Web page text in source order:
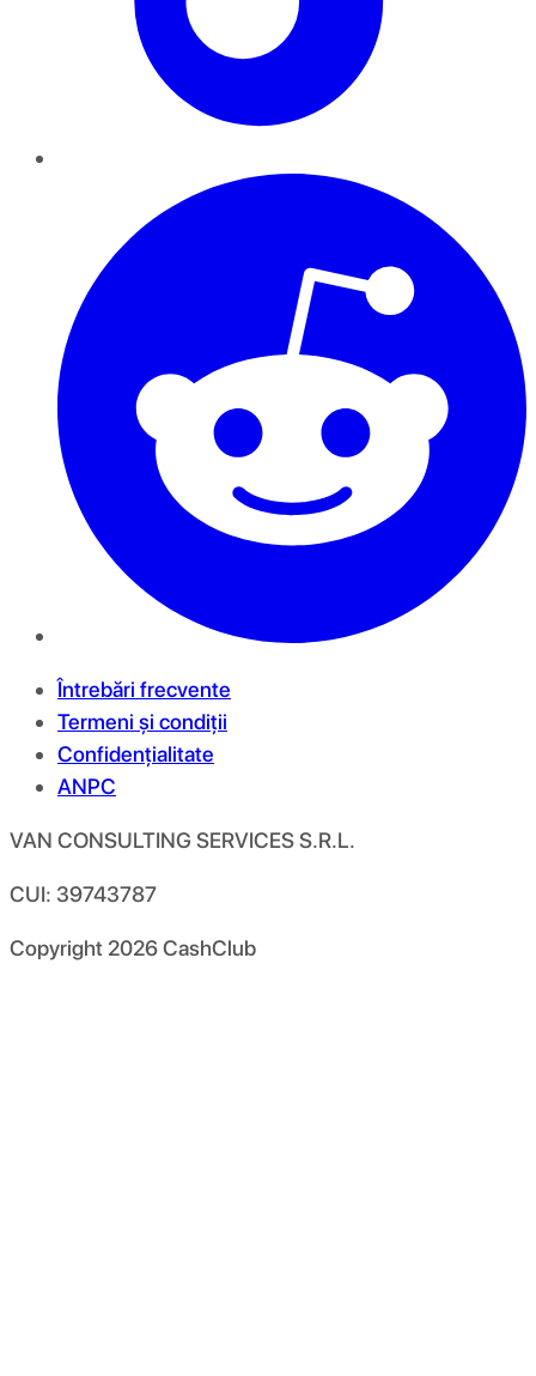
Întrebări frecvente
Termeni și condiții
Confidențialitate
ANPC
VAN CONSULTING SERVICES S.R.L.
CUI: 39743787
Copyright 2026CashClub